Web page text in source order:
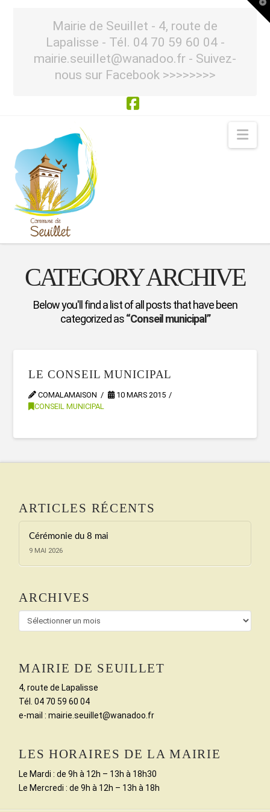
Mairie de Seuillet - 4, route de
Lapalisse - Tél. 04 70 59 60 04 -
mairie.seuillet@wanadoo.fr - Suivez-
nous sur Facebook >>>>>>>>
CATEGORY ARCHIVE
Below you'll find a list of all posts that have been
categorized as“Conseil municipal”
LE CONSEIL MUNICIPAL
COMALAMAISON
10 MARS 2015
CONSEIL MUNICIPAL
ARTICLES RÉCENTS
Cérémonie du 8 mai
9 MAI 2026
ARCHIVES
Archives
MAIRIE DE SEUILLET
4, route de Lapalisse
Tél. 04 70 59 60 04
e-mail : mairie.seuillet@wanadoo.fr
LES HORAIRES DE LA MAIRIE
Le Mardi : de 9h à 12h – 13h à 18h30
Le Mercredi : de 9h à 12h – 13h à 18h